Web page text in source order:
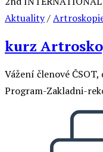
Aktuality/
kurz
Vážení členové
Program-Zakladni-